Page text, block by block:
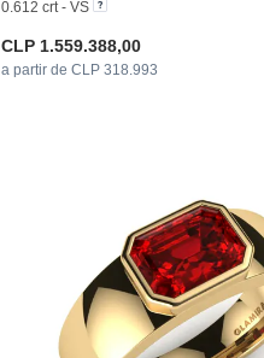
0.612 crt - VS
CLP 1.559.388,00
a partir de CLP 318.993